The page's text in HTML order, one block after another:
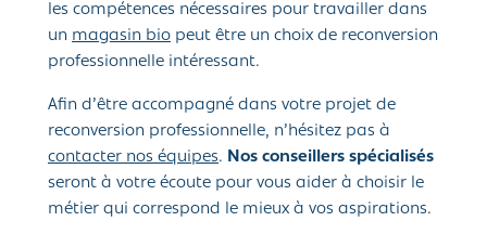
les compétences nécessaires pour travailler dans
un magasin bio peut être un choix de reconversion
professionnelle intéressant.
Afin d’être accompagné dans votre projet de
reconversion professionnelle, n’hésitez pas à
contacter nos équipes. Nos conseillers spécialisés
seront à votre écoute pour vous aider à choisir le
métier qui correspond le mieux à vos aspirations.